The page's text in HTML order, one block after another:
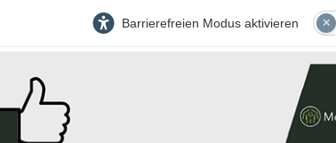
Barrierefreien Modus aktivieren